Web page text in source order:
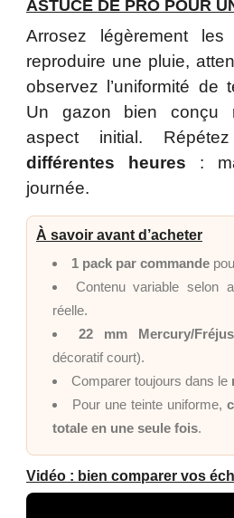
ASTUCE DE PRO POUR
Arrosez légèrement les
reproduire une pluie,
observez l’uniformité de
Un gazon bien conçu
aspect initial.
différentes heures :
journée.
À savoir avant d’acheter
1 pack par commande
Contenu variable selon
réelle.
22 mm Mercury/
décoratif court).
Comparer toujours dans le
Pour une teinte uniforme,
totale en une seule fois.
Vidéo : bien comparer vos